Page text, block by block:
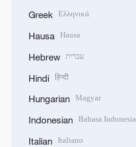
Greek Ελληνικά
Hausa Hausa
Hebrew עברית
Hindi हिन्दी
Hungarian Magyar
Indonesian Bahasa Indonesia
Italian Italiano